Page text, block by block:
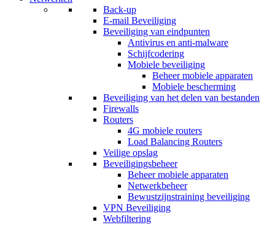
Back-up
E-mail Beveiliging
Beveiliging van eindpunten
Antivirus en anti-malware
Schijfcodering
Mobiele beveiliging
Beheer mobiele apparaten
Mobiele bescherming
Beveiliging van het delen van bestanden
Firewalls
Routers
4G mobiele routers
Load Balancing Routers
Veilige opslag
Beveiligingsbeheer
Beheer mobiele apparaten
Netwerkbeheer
Bewustzijnstraining beveiliging
VPN Beveiliging
Webfiltering